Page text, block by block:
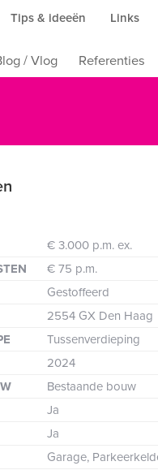
Tips & ideeën Links
/ Vlog Referenties
€ 3.000 p.m. ex.
€ 75 p.m.
Gestoffeerd
2554 GX Den Haag
Tussenverdieping
2024
Bestaande bouw
Ja
Ja
Garage,